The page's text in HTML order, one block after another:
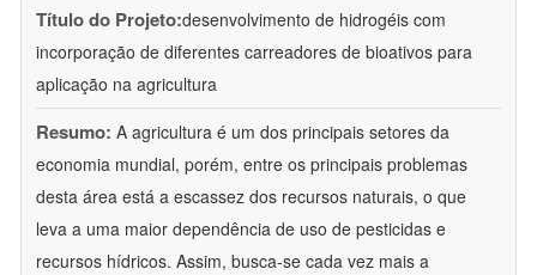
Título do Projeto:desenvolvimento de hidrogéis com
incorporação de diferentes carreadores de bioativos para
aplicação na agricultura
Resumo: A agricultura é um dos principais setores da
economia mundial, porém, entre os principais problemas
desta área está a escassez dos recursos naturais, o que
leva a uma maior dependência de uso de pesticidas e
recursos hídricos. Assim, busca-se cada vez mais a